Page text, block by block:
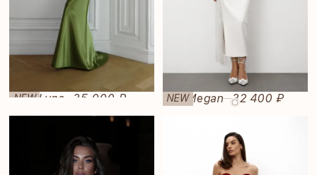
NEWLuna 35 000 ₽ NEWMegan—32 400 ₽